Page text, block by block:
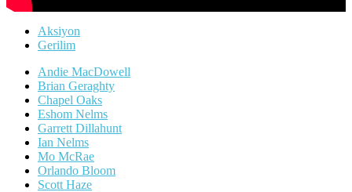
Aksiyon
Gerilim
Andie MacDowell
Brian Geraghty
Chapel Oaks
Eshom Nelms
Garrett Dillahunt
Ian Nelms
Mo McRae
Orlando Bloom
Scott Haze